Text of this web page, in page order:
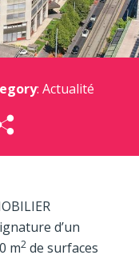
: Actualité
d’un
m2 de surfaces